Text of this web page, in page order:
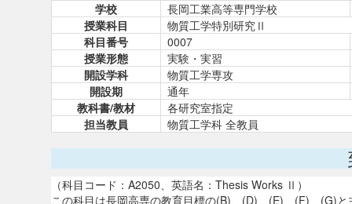
学校
長岡工業高等専門学校
授業科目
物質工学特別研究Ⅱ
科目番号
0007
授業形態
実験・実習
開設学科
物質工学専攻
開設期
通年
教科書/教材
各研究室指定
担当教員
物質工学科 全教員
（科目コード：A2050、英語名：Thesis Works Ⅱ）
この科目は長岡高専の教育目標の(B)、(D)、(E)、(F)、(G)